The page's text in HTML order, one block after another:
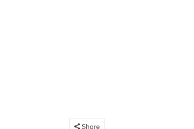
Share
コピーしました